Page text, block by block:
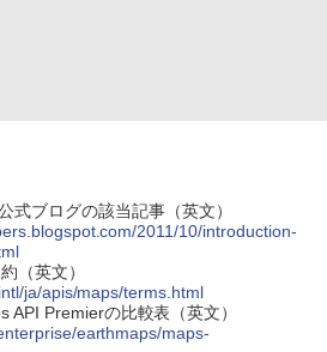
ブログの該当記事（英文）
2011/10/introduction-
（英文）
ja/apis/maps/terms.html
Premierの比較表（英文）
earthmaps/maps-